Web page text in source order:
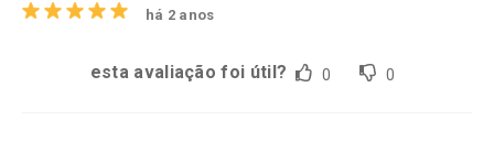
há 2 anos
esta avaliação foi útil? 0 0